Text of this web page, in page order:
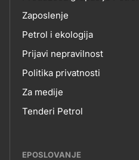
Zaposlenje
Petrol i ekologija
Prijavi nepravilnost
Politika privatnosti
Za medije
Tenderi Petrol
EPOSLOVANJE